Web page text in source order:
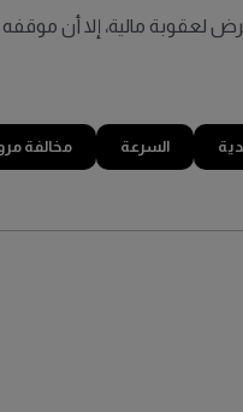
لعقوبة مالية، إلا أن موقفه
السرعة مخالفة